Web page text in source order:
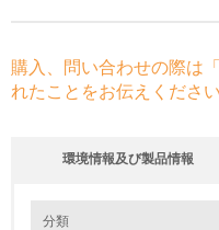
購入、問い合わせの際は
れたことをお伝えください
環境情報及び製品情報
分類